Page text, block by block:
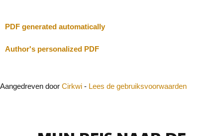
PDF generated automatically
Author's personalized PDF
Aangedreven door Cirkwi - Lees de gebruiksvoorwaarden